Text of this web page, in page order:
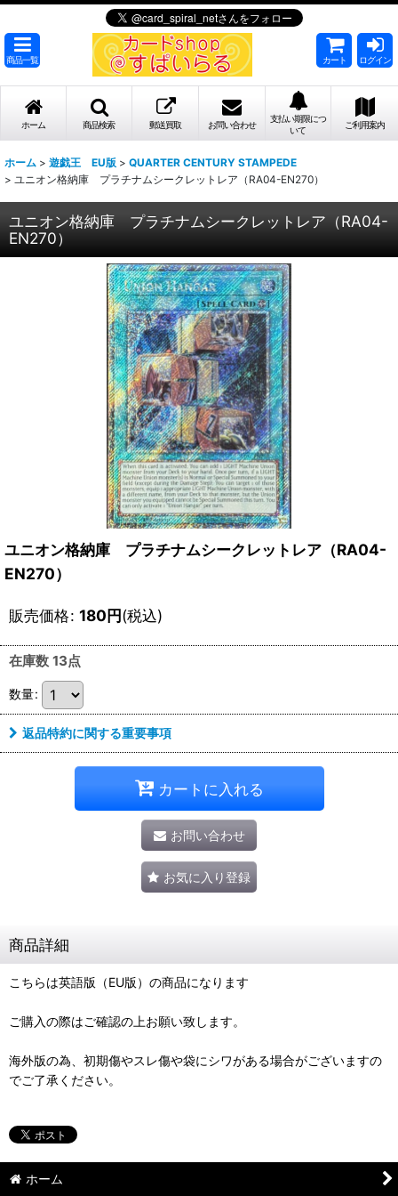
商品一覧 カート ログイン
ホーム 商品検索 郵送買取 お問い合わせ
支払い期限につ
いて
ご利用案内
ホーム > 遊戯王 EU版 > QUARTER CENTURY STAMPEDE
> ユニオン格納庫 プラチナムシークレットレア（RA04-EN270）
ユニオン格納庫 プラチナムシークレットレア（RA04-
EN270）
ユニオン格納庫 プラチナムシークレットレア（RA04-
EN270）
販売価格: 180円(税込)
在庫数 13点
数量:
返品特約に関する重要事項
カートに入れる
お問い合わせ
お気に入り登録
商品詳細
こちらは英語版（EU版）の商品になります
ご購入の際はご確認の上お願い致します。
海外版の為、初期傷やスレ傷や袋にシワがある場合がございますの
でご了承ください。
ホーム